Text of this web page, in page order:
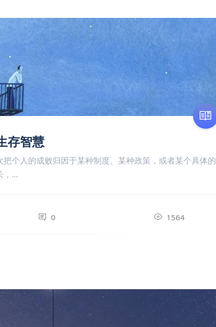
存智慧
个人的成败归因于某种制度、某种政策，或者某个具体的
，...
0 1564